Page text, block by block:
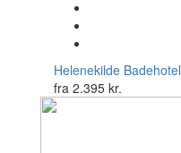
Helenekilde Badehotel
fra 2.395 kr.